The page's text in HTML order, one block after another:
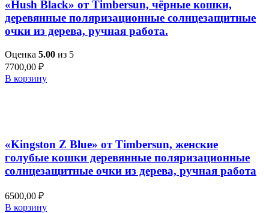
«Hush Black» от Timbersun, чёрные кошки,
деревянные поляризационные солнцезащитные
очки из дерева, ручная работа.
Оценка 5.00 из 5
7700,00 ₽
В корзину
«Kingston Z Blue» от Timbersun, женские
голубые кошки деревянные поляризационные
солнцезащитные очки из дерева, ручная работа
6500,00 ₽
В корзину